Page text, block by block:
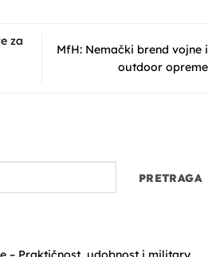
za
MfH: Nemački brend vojne i
outdoor opreme
PRETRAGA